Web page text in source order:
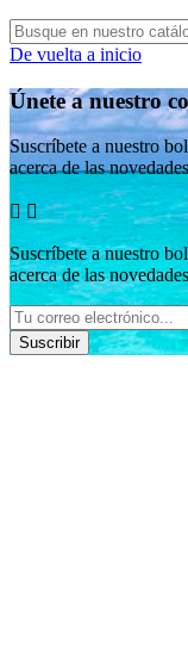
De vuelta a inicio
Únete a nuestro
Suscríbete a nuestro
acerca de las
 
Suscríbete a nuestro
acerca de las
Suscribir